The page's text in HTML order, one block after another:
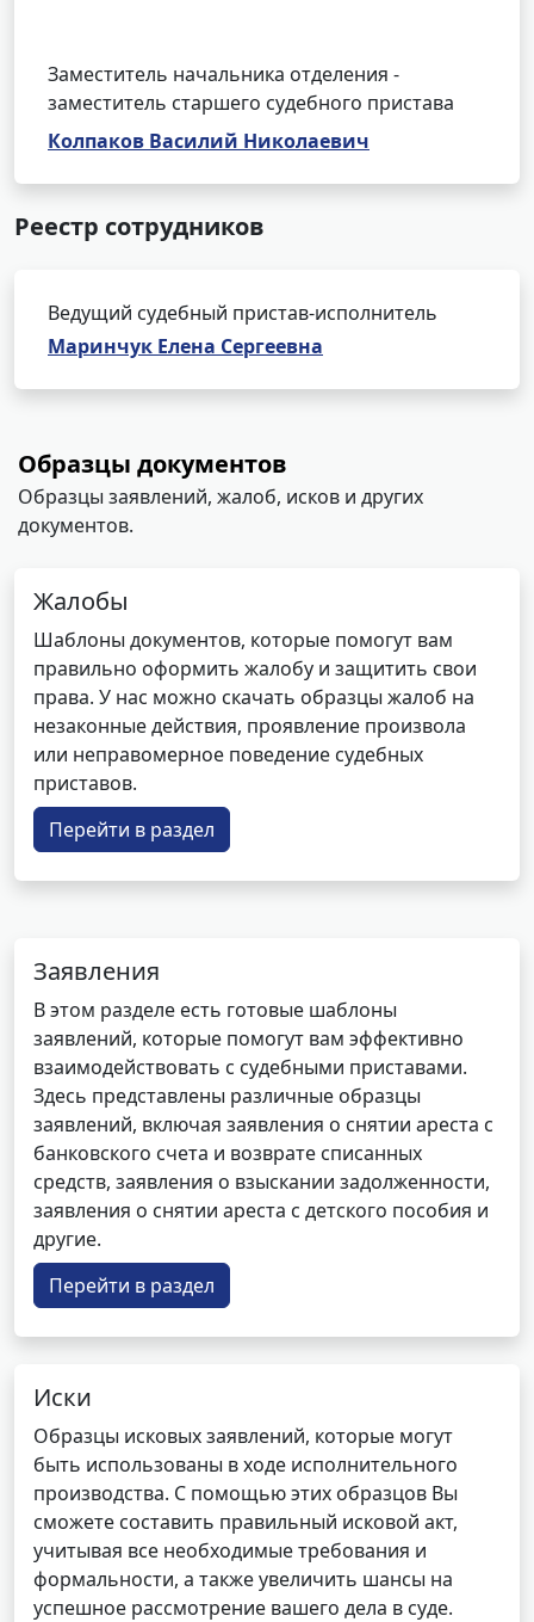
Заместитель начальника отделения -
заместитель старшего судебного пристава
Колпаков Василий Николаевич
Реестр сотрудников
Ведущий судебный пристав-исполнитель
Маринчук Елена Сергеевна
Образцы документов
Образцы заявлений, жалоб, исков и других
документов.
Жалобы
Шаблоны документов, которые помогут вам
правильно оформить жалобу и защитить свои
права. У нас можно скачать образцы жалоб на
незаконные действия, проявление произвола
или неправомерное поведение судебных
приставов.
Перейти в раздел
Заявления
В этом разделе есть готовые шаблоны
заявлений, которые помогут вам эффективно
взаимодействовать с судебными приставами.
Здесь представлены различные образцы
заявлений, включая заявления о снятии ареста с
банковского счета и возврате списанных
средств, заявления о взыскании задолженности,
заявления о снятии ареста с детского пособия и
другие.
Перейти в раздел
Иски
Образцы исковых заявлений, которые могут
быть использованы в ходе исполнительного
производства. С помощью этих образцов Вы
сможете составить правильный исковой акт,
учитывая все необходимые требования и
формальности, а также увеличить шансы на
успешное рассмотрение вашего дела в суде.